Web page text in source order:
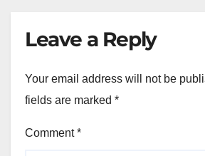
Leave a Reply
Your email address will not be
fields are marked *
Comment*